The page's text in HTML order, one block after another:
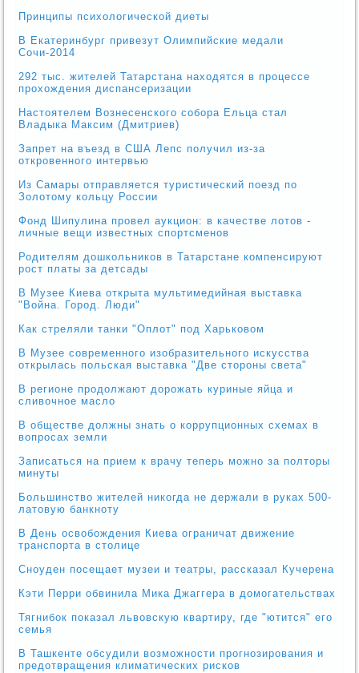
Принципы психологической диеты
В Екатеринбург привезут Олимпийские медали
Сочи-2014
292 тыс. жителей Татарстана находятся в процессе
прохождения диспансеризации
Настоятелем Вознесенского собора Ельца стал
Владыка Максим (Дмитриев)
Запрет на въезд в США Лепс получил из-за
откровенного интервью
Из Самары отправляется туристический поезд по
Золотому кольцу России
Фонд Шипулина провел аукцион: в качестве лотов -
личные вещи известных спортсменов
Родителям дошкольников в Татарстане компенсируют
рост платы за детсады
В Музее Киева открыта мультимедийная выставка
"Война. Город. Люди"
Как стреляли танки "Оплот" под Харьковом
В Музее современного изобразительного искусства
открылась польская выставка "Две стороны света"
В регионе продолжают дорожать куриные яйца и
сливочное масло
В обществе должны знать о коррупционных схемах в
вопросах земли
Записаться на прием к врачу теперь можно за полторы
минуты
Большинство жителей никогда не держали в руках 500-
латовую банкноту
В День освобождения Киева ограничат движение
транспорта в столице
Сноуден посещает музеи и театры, рассказал Кучерена
Кэти Перри обвинила Мика Джаггера в домогательствах
Тягнибок показал львовскую квартиру, где "ютится" его
семья
В Ташкенте обсудили возможности прогнозирования и
предотвращения климатических рисков